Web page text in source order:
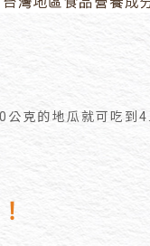
克的地瓜就可吃到